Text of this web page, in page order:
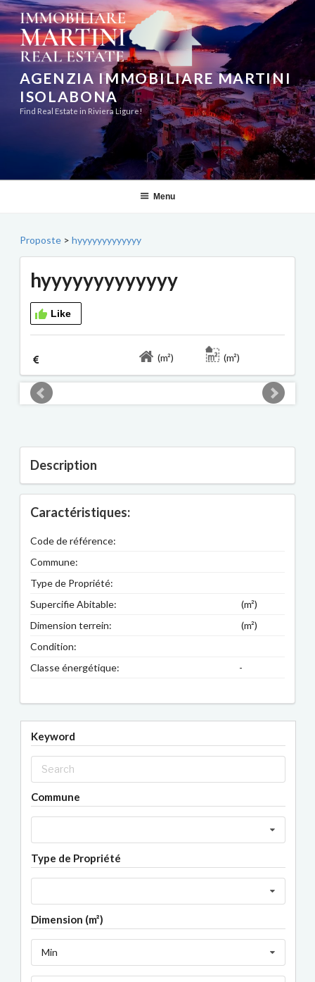
Aller
au
contenu
principal
AGENZIA IMMOBILIARE MARTINI
ISOLABONA
Find Real Estate in Riviera Ligure!
Menu
Proposte > hyyyyyyyyyyyyy
hyyyyyyyyyyyyy
Like
(m²) (m²)
Description
Caractéristiques:
Code de référence:
Commune:
Type de Propriété:
Supercifie Abitable:
(m²)
Dimension terrein:
(m²)
Condition:
Classe énergétique:
-
Keyword
Commune
Type de Propriété
Dimension (m²)
Min